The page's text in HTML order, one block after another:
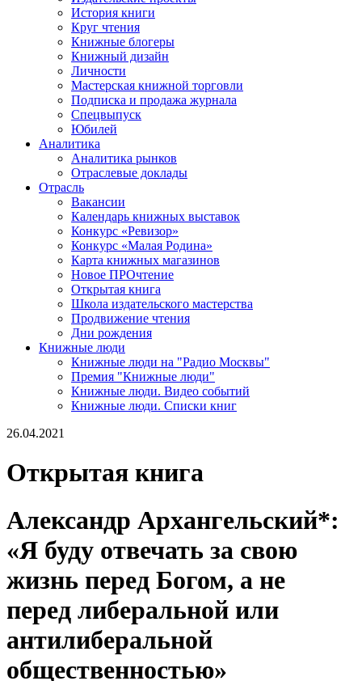
История книги
Круг чтения
Книжные блогеры
Книжный дизайн
Личности
Мастерская книжной торговли
Подписка и продажа журнала
Спецвыпуск
Юбилей
Аналитика
Аналитика рынков
Отраслевые доклады
Отрасль
Вакансии
Календарь книжных выставок
Конкурс «Ревизор»
Конкурс «Малая Родина»
Карта книжных магазинов
Новое ПРОчтение
Открытая книга
Школа издательского мастерства
Продвижение чтения
Дни рождения
Книжные люди
Книжные люди на "Радио Москвы"
Премия "Книжные люди"
Книжные люди. Видео событий
Книжные люди. Списки книг
26.04.2021
Открытая книга
Александр Архангельский*:
«Я буду отвечать за свою
жизнь перед Богом, а не
перед либеральной или
антилиберальной
общественностью»